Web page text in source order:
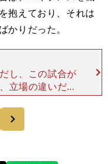
抱えており、それは
かりだった。
し、この試合が
立場の違いだ。
たのはドイツで
ャレンジャーの